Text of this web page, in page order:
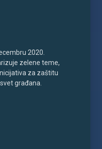
2020.
zelene teme,
za zaštitu
građana.